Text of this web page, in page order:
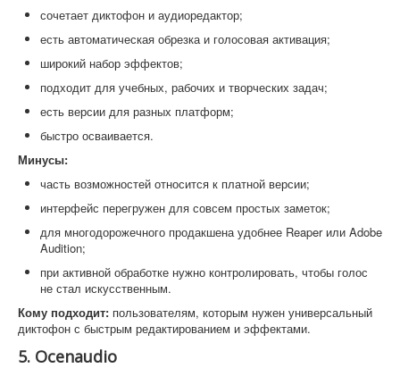
сочетает диктофон и аудиоредактор;
есть автоматическая обрезка и голосовая активация;
широкий набор эффектов;
подходит для учебных, рабочих и творческих задач;
есть версии для разных платформ;
быстро осваивается.
Минусы:
часть возможностей относится к платной версии;
интерфейс перегружен для совсем простых заметок;
для многодорожечного продакшена удобнее Reaper или Adobe
Audition;
при активной обработке нужно контролировать, чтобы голос
не стал искусственным.
Кому подходит: пользователям, которым нужен универсальный
диктофон с быстрым редактированием и эффектами.
5. Ocenaudio